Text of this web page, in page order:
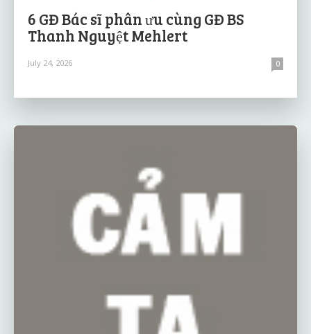
6 GĐ Bác sĩ phân ưu cùng GĐ BS
Thanh Nguyệt Mehlert
July 24, 2026 0